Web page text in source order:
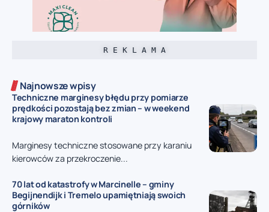
R E K L A M A
Najnowsze wpisy
Techniczne marginesy błędu przy pomiarze
prędkości pozostają bez zmian – w weekend
krajowy maraton kontroli
Marginesy techniczne stosowane przy karaniu
kierowców za przekroczenie...
70 lat od katastrofy w Marcinelle – gminy
Begijnendijk i Tremelo upamiętniają swoich
górników